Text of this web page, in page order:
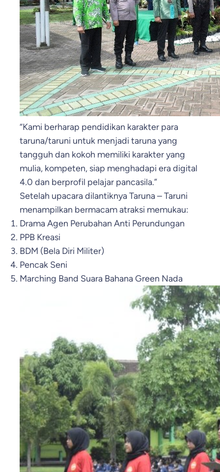
“Kami berharap pendidikan karakter para
taruna/taruni untuk menjadi taruna yang
tangguh dan kokoh memiliki karakter yang
mulia, kompeten, siap menghadapi era digital
4.0 dan berprofil pelajar pancasila.”
Setelah upacara dilantiknya Taruna – Taruni
menampilkan bermacam atraksi memukau:
Drama Agen Perubahan Anti Perundungan
PPB Kreasi
BDM (Bela Diri Militer)
Pencak Seni
Marching Band Suara Bahana Green Nada